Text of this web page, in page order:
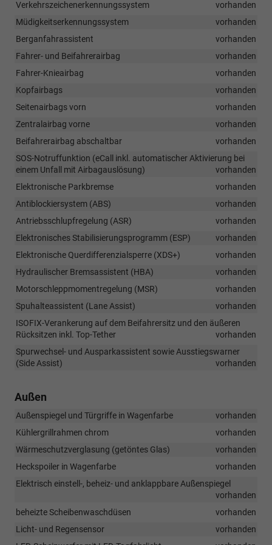
Verkehrszeichenerkennungssystem
vorhanden
Müdigkeitserkennungssystem
vorhanden
Berganfahrassistent
vorhanden
Fahrer- und Beifahrerairbag
vorhanden
Fahrer-Knieairbag
vorhanden
Kopfairbags
vorhanden
Seitenairbags vorn
vorhanden
Zentralairbag vorne
vorhanden
Beifahrerairbag abschaltbar
vorhanden
SOS-Notruffunktion (eCall inkl. automatischer Aktivierung bei
einem Unfall mit Airbagauslösung)
vorhanden
Elektronische Parkbremse
vorhanden
Antiblockiersystem (ABS)
vorhanden
Antriebsschlupfregelung (ASR)
vorhanden
Elektronisches Stabilisierungsprogramm (ESP)
vorhanden
Elektronische Querdifferenzialsperre (XDS+)
vorhanden
Hydraulischer Bremsassistent (HBA)
vorhanden
Motorschleppmomentregelung (MSR)
vorhanden
Spuhalteassistent (Lane Assist)
vorhanden
ISOFIX-Verankerung auf dem Beifahrersitz und den äußeren
Rücksitzen inkl. Top-Tether
vorhanden
Spurwechsel- und Ausparkassistent sowie Ausstiegswarner
(Side Assist)
vorhanden
Außen
Außenspiegel und Türgriffe in Wagenfarbe
vorhanden
Kühlergrillrahmen chrom
vorhanden
Wärmeschutzverglasung (getöntes Glas)
vorhanden
Heckspoiler in Wagenfarbe
vorhanden
Elektrisch einstell-, beheiz- und anklappbare Außenspiegel
vorhanden
beheizte Scheibenwaschdüsen
vorhanden
Licht- und Regensensor
vorhanden